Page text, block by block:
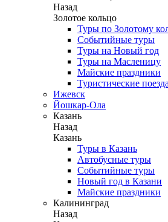
Назад
Золотое кольцо
Туры по Золотому
Событийные туры
Туры на Новый год
Туры на Масленицу
Майские праздники
Туристические поезда
Ижевск
Йошкар-Ола
Казань
Назад
Казань
Туры в Казань
Автобусные туры
Событийные туры
Новый год в Казани
Майские праздники
Калининград
Назад